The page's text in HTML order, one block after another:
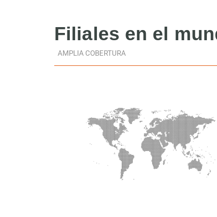
Filiales en el
AMPLIA COBERTURA